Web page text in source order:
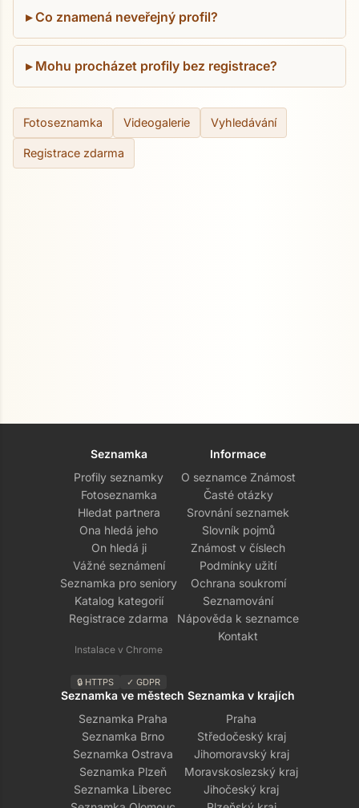
Co znamená neveřejný profil?
Mohu procházet profily bez registrace?
Fotoseznamka Videogalerie Vyhledávání
Registrace zdarma
Seznamka
Profily seznamky
Fotoseznamka
Hledat partnera
Ona hledá jeho
On hledá ji
Vážné seznámení
Seznamka pro seniory
Katalog kategorií
Registrace zdarma
Instalace v Chrome
🔒 HTTPS ✓ GDPR
Informace
O seznamce Známost
Časté otázky
Srovnání seznamek
Slovník pojmů
Známost v číslech
Podmínky užití
Ochrana soukromí
Seznamování
Nápověda k seznamce
Kontakt
Seznamka ve městech
Seznamka Praha
Seznamka Brno
Seznamka Ostrava
Seznamka Plzeň
Seznamka Liberec
Seznamka v krajích
Praha
Středočeský kraj
Jihomoravský kraj
Moravskoslezský kraj
Jihočeský kraj